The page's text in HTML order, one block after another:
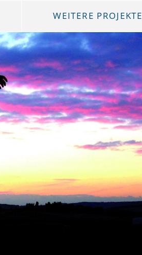
WEITERE PROJEKTE